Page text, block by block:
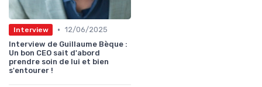
Interview • 12/06/2025
Interview de Guillaume Bèque :
Un bon CEO sait d'abord
prendre soin de lui et bien
s'entourer !